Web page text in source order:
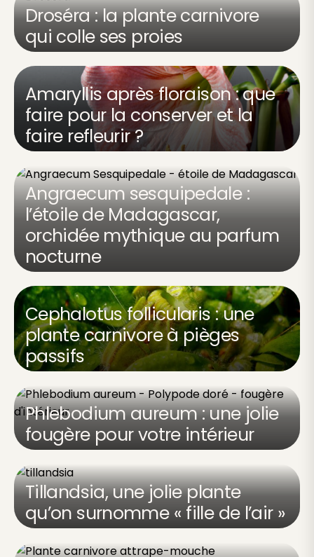
Droséra : la plante carnivore
qui colle ses proies
Amaryllis après floraison : que
faire pour la conserver et la
faire refleurir ?
Angraecum sesquipedale :
l’étoile de Madagascar,
orchidée mythique au parfum
nocturne
Cephalotus follicularis : une
plante carnivore à pièges
passifs
Phlebodium aureum : une jolie
fougère pour votre intérieur
Tillandsia, une jolie plante
qu’on surnomme « fille de l’air »